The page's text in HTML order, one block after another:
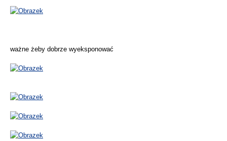
ważne żeby dobrze wyeksponować